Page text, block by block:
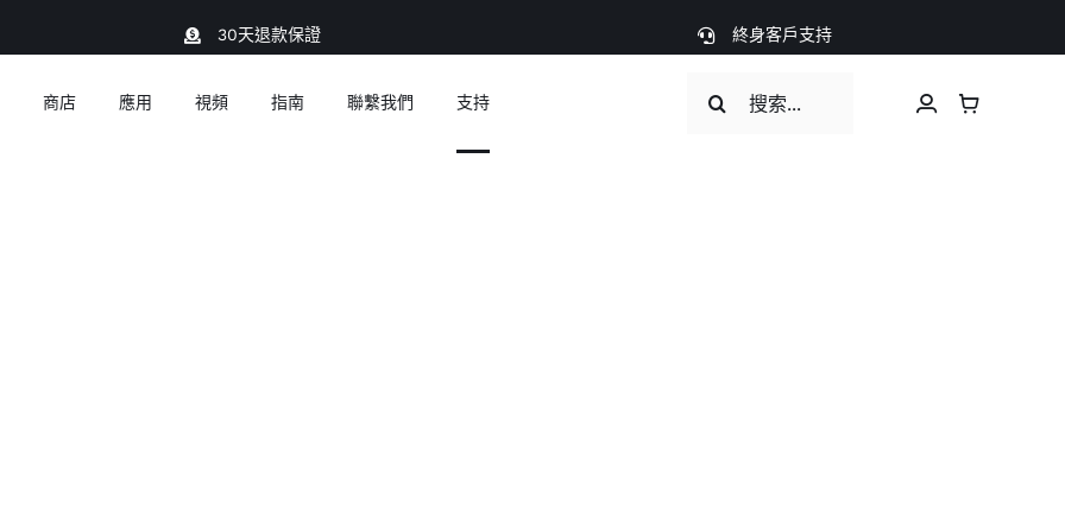
30天退款保證 終身客戶支持
商店 應用 視頻 指南 聯繫我們 支持